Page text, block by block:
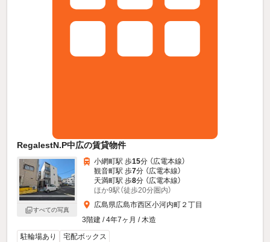
RegalestN.P中広の賃貸物件
すべての写真
小網町駅 歩15分 （広電本線）
観音町駅 歩7分 （広電本線）
天満町駅 歩8分 （広電本線）
ほか9駅（徒歩20分圏内）
広島県広島市西区小河内町２丁目
3階建 / 4年7ヶ月 / 木造
駐輪場あり
宅配ボックス